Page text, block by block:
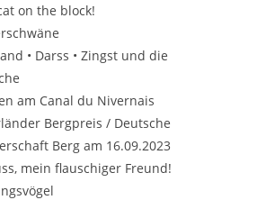
on the block!
• Darss • Zingst und die
am Canal du Nivernais
Bergpreis / Deutsche
Berg am 16.09.2023
mein flauschiger Freund!